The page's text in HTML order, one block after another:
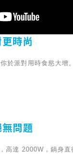
時尚
於派對用時食慾大增。
問題
高達 2000W，鍋身